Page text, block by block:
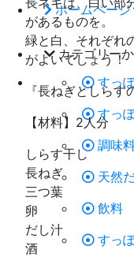
ホームページ
カテゴリー
すっ
すっ
調味
天然
飲料
すっ
があるものを。
緑と白、それぞれ
がよいでしょう！
『長ねぎとしらす
【材料】2
しらす干し
長ねぎ 1
三つ葉 1
卵 2
だし汁 1
酒 大